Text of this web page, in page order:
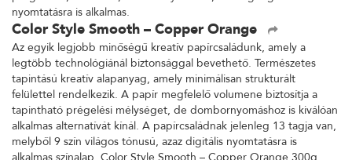
nyomtatásra is alkalmas.
Color Style Smooth – Copper Orange
Az egyik legjobb minőségű kreatív papírcsaládunk, amely a
legtöbb technológiánál biztonsággal bevethető. Természetes
tapintású kreatív alapanyag, amely minimálisan strukturált
felülettel rendelkezik. A papír megfelelő volumene biztosítja a
tapintható prégelési mélységet, de dombornyomáshoz is kiválóan
alkalmas alternatívát kínál. A papírcsaládnak jelenleg 13 tagja van,
melyből 9 szín világos tónusú, azaz digitális nyomtatásra is